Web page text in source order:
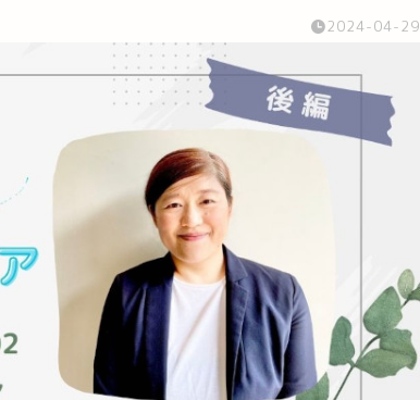
2024-04-29